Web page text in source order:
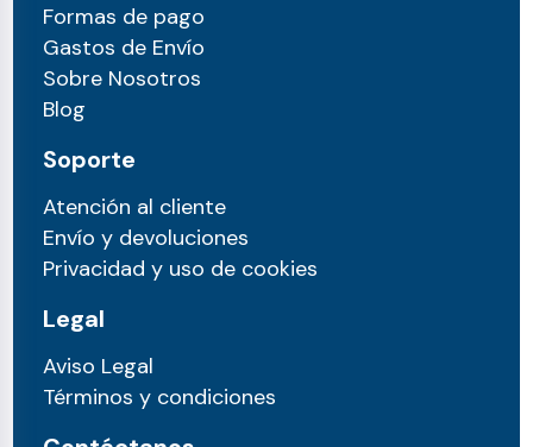
Formas de pago
Gastos de Envío
Sobre Nosotros
Blog
Soporte
Atención al cliente
Envío y devoluciones
Privacidad y uso de cookies
Legal
Aviso Legal
Términos y condiciones